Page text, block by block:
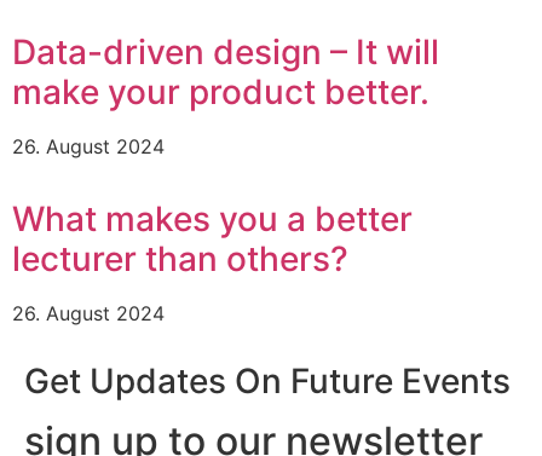
Data-driven design – It will
make your product better.
26. August 2024
What makes you a better
lecturer than others?
26. August 2024
Get Updates On Future Events
sign up to our newsletter